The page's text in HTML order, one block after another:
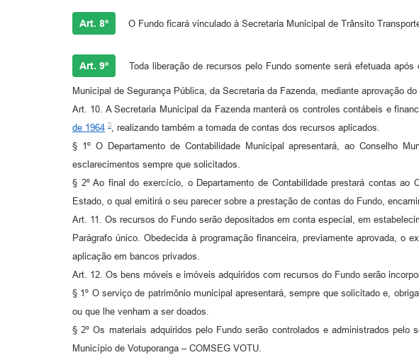
Art. 8º O Fundo ficará vinculado à Secretaria Municipal de Trânsito
Art. 9º Toda liberação de recursos pelo Fundo somente será efetuada
Municipal de Segurança Pública, da Secretaria da Fazenda, mediante aprovação
Art. 10. A Secretaria Municipal da Fazenda manterá os controles contábeis e
de 1964
, realizando também a tomada de contas dos recursos aplicados.
§ 1º O Departamento de Contabilidade Municipal apresentará, ao Conselho
esclarecimentos sempre que solicitados.
§ 2º Ao final do exercício, o Departamento de Contabilidade prestará contas
Estado, o qual emitirá o seu parecer sobre a prestação de contas do Fundo,
Art. 11. Os recursos do Fundo serão depositados em conta especial, em
Parágrafo único. Obedecida à programação financeira, previamente aprovada,
aplicação em bancos privados.
Art. 12. Os bens móveis e imóveis adquiridos com recursos do Fundo serão
§ 1º O serviço de patrimônio municipal apresentará, sempre que solicitado e,
ou que lhe venham a ser doados.
§ 2º Os materiais adquiridos pelo Fundo serão controlados e administrados
Município de Votuporanga – COMSEG VOTU.